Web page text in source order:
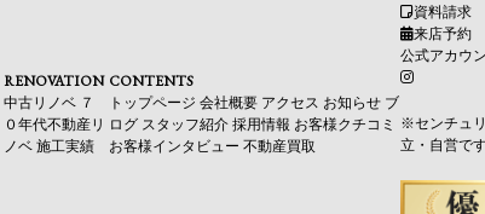
RENOVATION
中古リノベ ７
０年代不動産リ
ノベ 施工実績
CONTENTS
トップページ 会社概要 アクセス お知らせ ブ
ログ スタッフ紹介 採用情報 お客様クチコミ
お客様インタビュー 不動産買取
資料請求
来店予約
公式アカウ
※センチュ
立・自営です